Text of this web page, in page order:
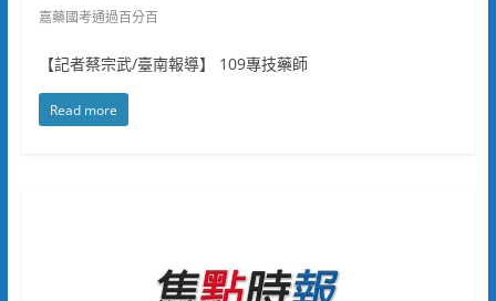
嘉藥國考通過百分百
【記者蔡宗武/臺南報導】 109專技藥師
Read more